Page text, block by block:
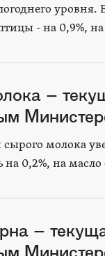
уровня.
- на 0,9%,
–
молока
0,2%, на
–